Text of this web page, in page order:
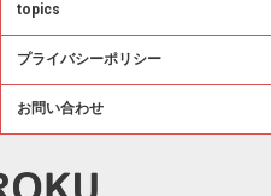
topics
プライバシーポリシー
お問い合わせ